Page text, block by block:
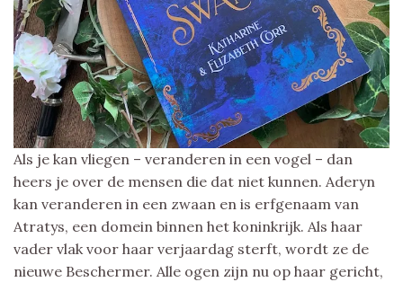
Als je kan vliegen – veranderen in een vogel – dan
heers je over de mensen die dat niet kunnen. Aderyn
kan veranderen in een zwaan en is erfgenaam van
Atratys, een domein binnen het koninkrijk. Als haar
vader vlak voor haar verjaardag sterft, wordt ze de
nieuwe Beschermer. Alle ogen zijn nu op haar gericht,